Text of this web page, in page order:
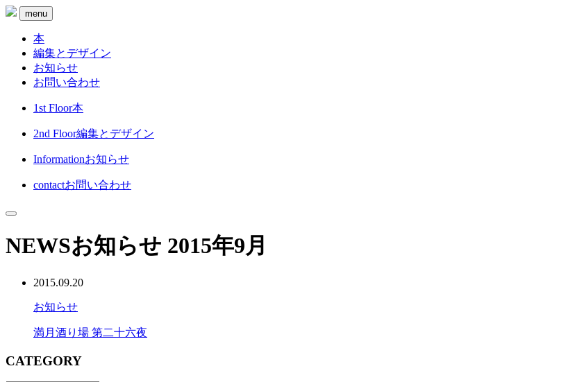
menu
本
編集とデザイン
お知らせ
お問い合わせ
1st Floor本
2nd Floor編集とデザイン
Informationお知らせ
contactお問い合わせ
NEWSお知らせ 2015年9月
2015.09.20
お知らせ
満月酒り場 第二十六夜
CATEGORY